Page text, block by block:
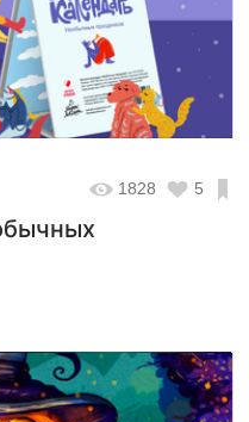
1828 5